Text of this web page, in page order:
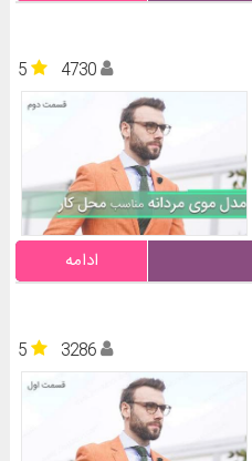
5
4730
ادامه
5
3286